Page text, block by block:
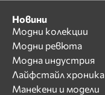
Новини
Модни колекции
Модни ревюта
Модна индустрия
Лайфстайл хроника
Манекени и модели